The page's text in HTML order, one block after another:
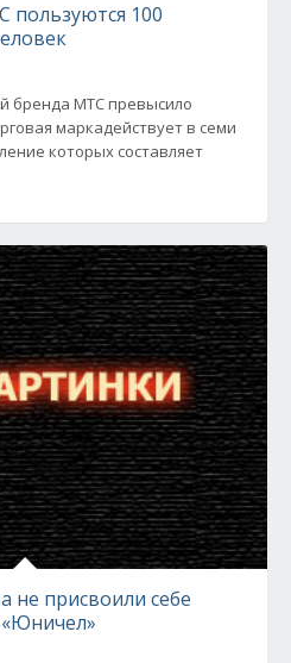
пользуются 100
бренда МТС превысило
маркадействует в семи
которых составляет
не присвоили себе